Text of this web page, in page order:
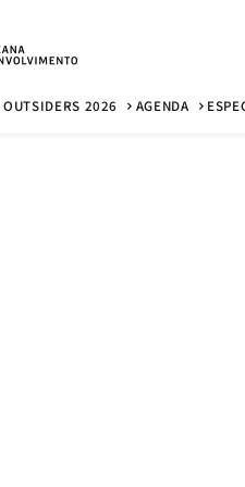
OUTSIDERS 2026 AGENDA